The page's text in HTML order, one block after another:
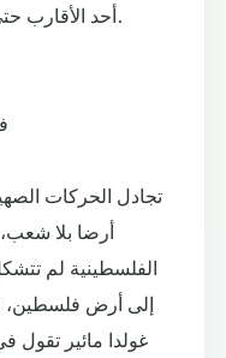
أحد الأقارب حتى ولو كان على بُعد عدة كيلومترات.
تجادل الحركات
أرضا بلا
الفلسطينية لم
إلى أرض فلسطين،